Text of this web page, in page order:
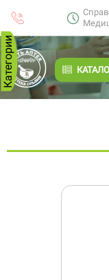
Категории